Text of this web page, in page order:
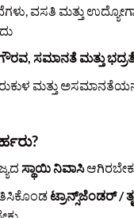
ವಸತಿ ಮತ್ತು
ಸಮಾನತೆ ಮತ್ತು
ಮತ್ತು
ಸ್ಥಾಯಿ ನಿವಾಸಿ
ಟ್ರಾನ್ಸ್‌ಜೆಂಡರ್ /